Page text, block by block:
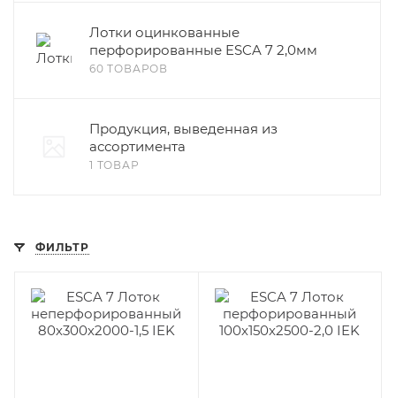
Лотки оцинкованные
перфорированные ESCA 7 2,0мм
60 ТОВАРОВ
Продукция, выведенная из
ассортимента
1 ТОВАР
ФИЛЬТР